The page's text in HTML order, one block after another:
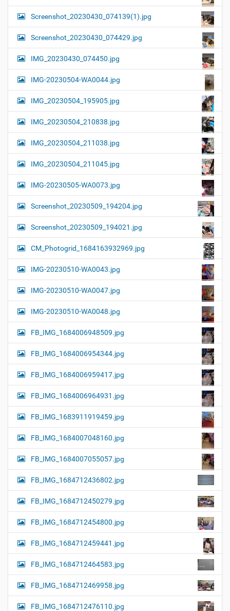
Screenshot_20230430_074139(1).jpg
Screenshot_20230430_074429.jpg
IMG_20230430_074450.jpg
IMG-20230504-WA0044.jpg
IMG_20230504_195905.jpg
IMG_20230504_210838.jpg
IMG_20230504_211038.jpg
IMG_20230504_211045.jpg
IMG-20230505-WA0073.jpg
Screenshot_20230509_194204.jpg
Screenshot_20230509_194021.jpg
CM_Photogrid_1684163932969.jpg
IMG-20230510-WA0043.jpg
IMG-20230510-WA0047.jpg
IMG-20230510-WA0048.jpg
FB_IMG_1684006948509.jpg
FB_IMG_1684006954344.jpg
FB_IMG_1684006959417.jpg
FB_IMG_1684006964931.jpg
FB_IMG_1683911919459.jpg
FB_IMG_1684007048160.jpg
FB_IMG_1684007055057.jpg
FB_IMG_1684712436802.jpg
FB_IMG_1684712450279.jpg
FB_IMG_1684712454800.jpg
FB_IMG_1684712459441.jpg
FB_IMG_1684712464583.jpg
FB_IMG_1684712469958.jpg
FB_IMG_1684712476110.jpg